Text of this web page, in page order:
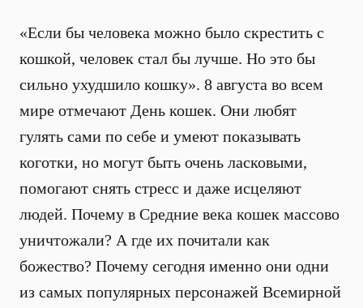
«Если бы человека можно было скрестить с
кошкой, человек стал бы лучше. Но это бы
сильно ухудшило кошку». 8 августа во всем
мире отмечают День кошек. Они любят
гулять сами по себе и умеют показывать
коготки, но могут быть очень ласковыми,
помогают снять стресс и даже исцеляют
людей. Почему в Средние века кошек массово
уничтожали? А где их почитали как
божество? Почему сегодня именно они одни
из самых популярных персонажей Всемирной